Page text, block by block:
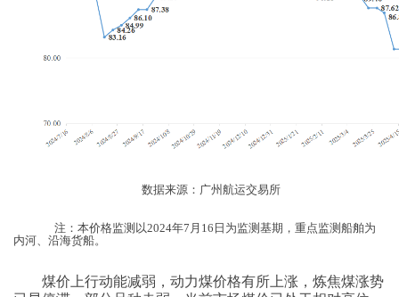
数据来源：广州航运交易所
注：本价格监测以2024年7 月 16 日为监测基期，重点监测船舶为
内河、沿海货船。
煤价上行动能减弱，动力煤价格有所上涨，炼焦煤涨势